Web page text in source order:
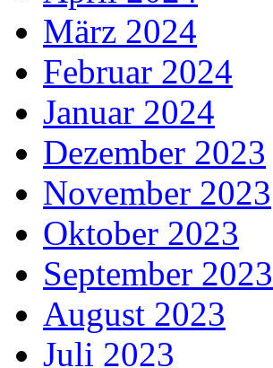
März 2024
Februar 2024
Januar 2024
Dezember 2023
November 2023
Oktober 2023
September 2023
August 2023
Juli 2023